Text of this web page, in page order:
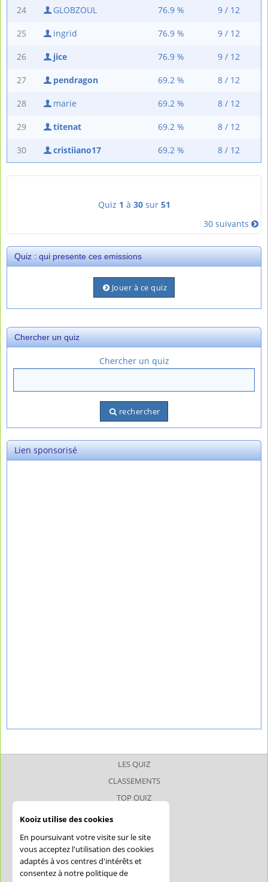
24 GLOBZOUL 76.9 % 9 / 12
25 ingrid 76.9 % 9 / 12
26 jice 76.9 % 9 / 12
27 pendragon 69.2 % 8 / 12
28 marie 69.2 % 8 / 12
29 titenat 69.2 % 8 / 12
30 cristiiano17 69.2 % 8 / 12
Quiz 1 à 30sur 51
30 suivants
Quiz : qui presente ces emissions
Jouer à ce quiz
Chercher un quiz
Chercher un quiz
rechercher
Lien sponsorisé
LES QUIZ
CLASSEMENTS
TOP QUIZ
JOKERQUIZ
AIDE
Kooiz utilise des cookies
En poursuivant votre visite sur le site
vous acceptez l'utilisation des cookies
adaptés à vos centres d'intérêts et
consentez à notre politique de